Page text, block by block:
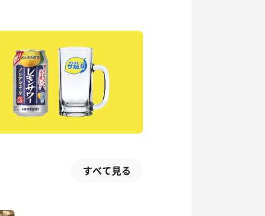
すべて見る